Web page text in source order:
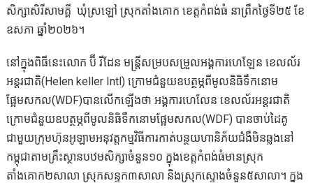
សិក្សាសិរីសាមគ្គី ឃុំស្រឡៅ ស្រុកតាំងគោក ខេត្តកំពង់ធំ នាព្រឹកថ្ងៃទី២៥ ខែ
ឧសភា ឆ្នាំ២០២៦។
នៅក្នុងពិធីនេះលោក ប៊ី រីដែន មន្ត្រីសម្របសម្រួលអង្គការហេឡែន ខេលល័រ
អន្តរជាតិ(Helen keller Intl) ក្រោមជំនួយឧបត្ថម្ភពីមូលនិធិទឹកនោម
ផ្អែមសកល(WDF)បានលើកឡើងថា អង្គការហេលែន ខេលល័រអន្តរជាតិ
ក្រោមជំនួយឧបត្ថម្ភពីមូលនិធិទឹកនោមផ្អែមសកល(WDF) បានចាប់ដៃគូ
ជាមួយក្រុមហ៊ុនអូឡាមអនុវត្តកម្មវិធីការកាត់បន្ថយហានិភ័យជំងឺមិនឆ្លងនៅ
កម្ពុជាតាមគ្រឹះស្ថានបឋមសិក្សាចំនួន១០ ក្នុងខេត្តកំពង់ធំមានស្រុក
តាំងគោក២សាលា ស្រុកសន្ទុក៣សាលា និងស្រុកស្ទោងចំនួន៥សាលា។ ក្នុង